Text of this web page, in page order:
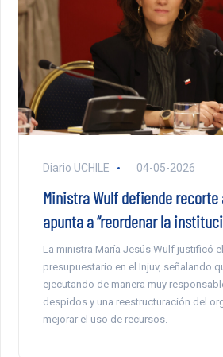
Diario UCHILE 04-05-2026
Ministra Wulf defiende recorte
apunta a “reordenar la
La ministra María Jesús Wulf justificó
presupuestario en el Injuv, señalando
ejecutando de manera muy
despidos y una reestructuración del
mejorar el uso de recursos.